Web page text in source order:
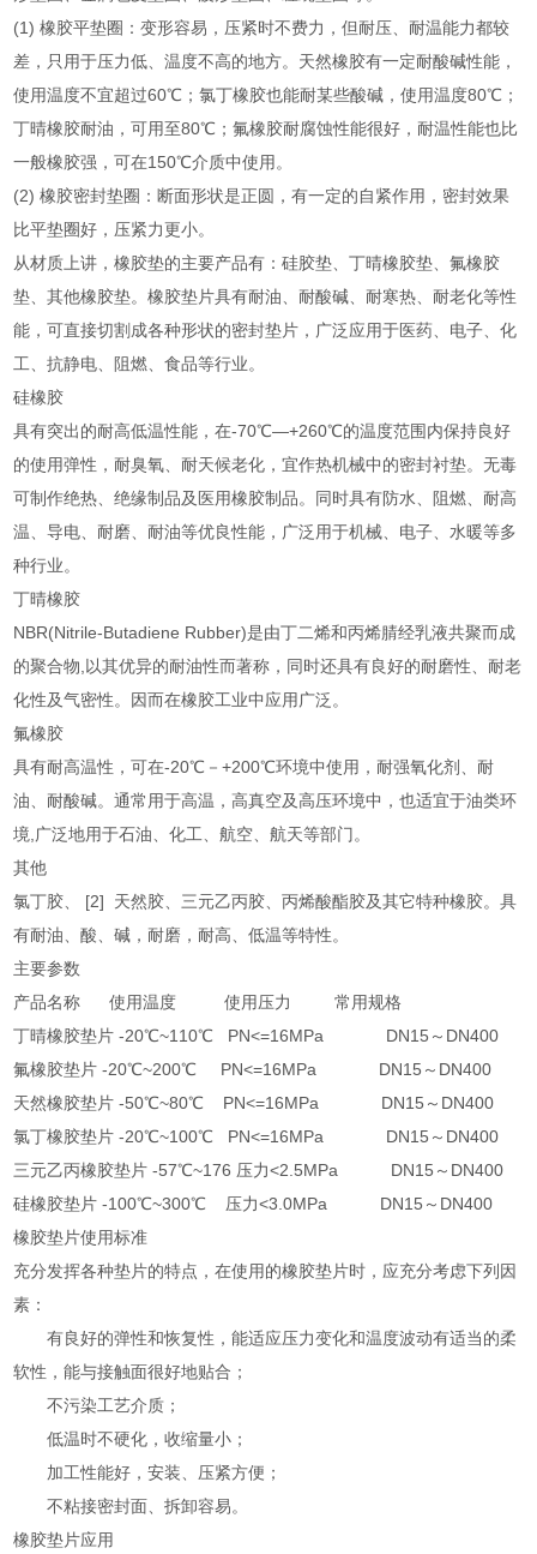
(1) 橡胶平垫圈：变形容易，压紧时不费力，但耐压、耐温能力都较
差，只用于压力低、温度不高的地方。天然橡胶有一定耐酸碱性能，
使用温度不宜超过60℃；氯丁橡胶也能耐某些酸碱，使用温度80℃；
丁晴橡胶耐油，可用至80℃；氟橡胶耐腐蚀性能很好，耐温性能也比
一般橡胶强，可在150℃介质中使用。
(2) 橡胶密封垫圈：断面形状是正圆，有一定的自紧作用，密封效果
比平垫圈好，压紧力更小。
从材质上讲，橡胶垫的主要产品有：硅胶垫、丁晴橡胶垫、氟橡胶
垫、其他橡胶垫。橡胶垫片具有耐油、耐酸碱、耐寒热、耐老化等性
能，可直接切割成各种形状的密封垫片，广泛应用于医药、电子、化
工、抗静电、阻燃、食品等行业。
硅橡胶
具有突出的耐高低温性能，在-70℃—+260℃的温度范围内保持良好
的使用弹性，耐臭氧、耐天候老化，宜作热机械中的密封衬垫。无毒
可制作绝热、绝缘制品及医用橡胶制品。同时具有防水、阻燃、耐高
温、导电、耐磨、耐油等优良性能，广泛用于机械、电子、水暖等多
种行业。
丁晴橡胶
NBR(Nitrile-Butadiene Rubber)是由丁二烯和丙烯腈经乳液共聚而成
的聚合物,以其优异的耐油性而著称，同时还具有良好的耐磨性、耐老
化性及气密性。因而在橡胶工业中应用广泛。
氟橡胶
具有耐高温性，可在-20℃－+200℃环境中使用，耐强氧化剂、耐
油、耐酸碱。通常用于高温，高真空及高压环境中，也适宜于油类环
境,广泛地用于石油、化工、航空、航天等部门。
其他
氯丁胶、 [2] 天然胶、三元乙丙胶、丙烯酸酯胶及其它特种橡胶。具
有耐油、酸、碱，耐磨，耐高、低温等特性。
主要参数
产品名称 使用温度 使用压力 常用规格
丁晴橡胶垫片 -20℃~110℃ PN<=16MPa DN15～DN400
氟橡胶垫片 -20℃~200℃ PN<=16MPa DN15～DN400
天然橡胶垫片 -50℃~80℃ PN<=16MPa DN15～DN400
氯丁橡胶垫片 -20℃~100℃ PN<=16MPa DN15～DN400
三元乙丙橡胶垫片 -57℃~176 压力<2.5MPa DN15～DN400
硅橡胶垫片 -100℃~300℃ 压力<3.0MPa DN15～DN400
橡胶垫片使用标准
充分发挥各种垫片的特点，在使用的橡胶垫片时，应充分考虑下列因
素：
有良好的弹性和恢复性，能适应压力变化和温度波动有适当的柔
软性，能与接触面很好地贴合；
不污染工艺介质；
低温时不硬化，收缩量小；
加工性能好，安装、压紧方便；
不粘接密封面、拆卸容易。
橡胶垫片应用